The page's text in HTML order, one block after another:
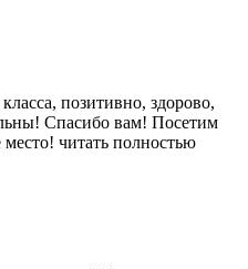
позитивно, здорово,
Спасибо вам! Посетим
читать полностью